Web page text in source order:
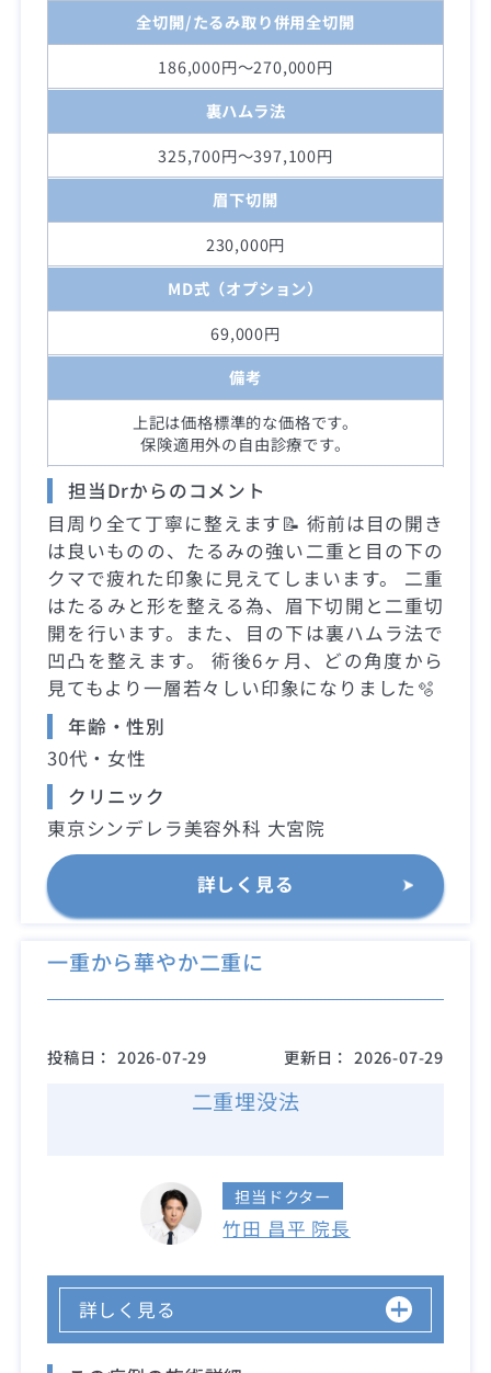
全切開/たるみ取り併用全切開
186,000円～270,000円
裏ハムラ法
325,700円～397,100円
眉下切開
230,000円
MD式（オプション）
69,000円
備考
上記は価格標準的な価格です。
保険適用外の自由診療です。
担当Drからのコメント
目周り全て丁寧に整えます📝 術前は目の開き
は良いものの、たるみの強い二重と目の下の
クマで疲れた印象に見えてしまいます。 二重
はたるみと形を整える為、眉下切開と二重切
開を行います。また、目の下は裏ハムラ法で
凹凸を整えます。 術後6ヶ月、どの角度から
見てもより一層若々しい印象になりました🫧
年齢・性別
30代・女性
クリニック
東京シンデレラ美容外科 大宮院
詳しく見る
一重から華やか二重に
投稿日： 2026-07-29 更新日： 2026-07-29
二重埋没法
担当ドクター
竹田 昌平 院長
詳しく見る